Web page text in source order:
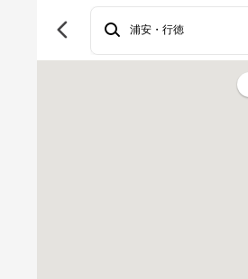
浦安・行徳